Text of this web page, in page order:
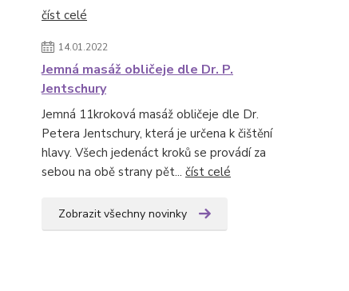
číst celé
14.01.2022
Jemná masáž obličeje dle Dr. P.
Jentschury
Jemná 11kroková masáž obličeje dle Dr.
Petera Jentschury, která je určena k čištění
hlavy. Všech jedenáct kroků se provádí za
sebou na obě strany pět... číst celé
Zobrazit všechny novinky